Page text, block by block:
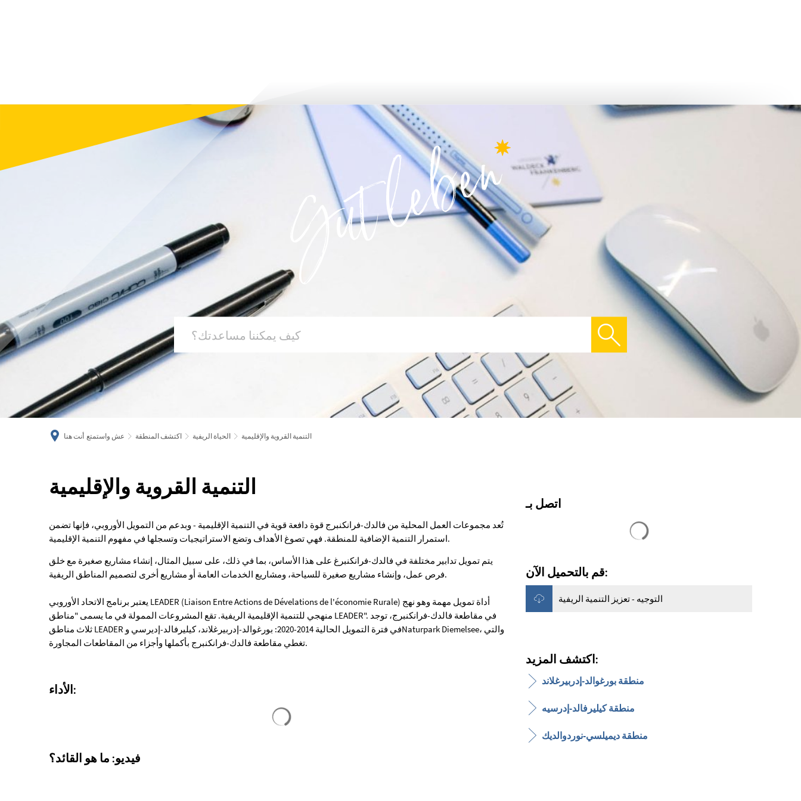
الإبلاغ والتطبيق عش واستمتع
أنت هنا عش واستمتع اكتشف المنطقة الحياة الريفية التنمية القروية والإقليمية
التنمية
والإقليمية
التنمية القروية والإقليمية
تُعد مجموعات العمل المحلية من فالدك-فرانكنبرج قوة دافعة قوية في التنمية الإقليمية - وبدعم من التمويل الأوروبي، فإنها تضمن
استمرار التنمية الإضافية للمنطقة. فهي تصوغ الأهداف وتضع الاستراتيجيات وتسجلها في مفهوم التنمية الإقليمية.
يتم تمويل تدابير مختلفة في فالدك-فرانكنبرغ على هذا الأساس، بما في ذلك، على سبيل المثال، إنشاء مشاريع صغيرة مع خلق
فرص عمل، وإنشاء مشاريع صغيرة للسياحة، ومشاريع الخدمات العامة أو مشاريع أخرى لتصميم المناطق الريفية.
يعتبر برنامج الاتحاد الأوروبي LEADER (Liaison Entre Actions de Dévelations de l'économie Rurale) أداة تمويل مهمة وهو نهج
منهجي للتنمية الإقليمية الريفية. تقع المشروعات الممولة في ما يسمى "مناطق LEADER". في مقاطعة فالدك-فرانكنبرج، توجد
ثلاث مناطق LEADER في فترة التمويل الحالية 2014-2020: بورغوالد-إدربيرغلاند، كيليرفالد-إديرسي وNaturpark Diemelsee، والتي
تغطي مقاطعة فالدك-فرانكنبرج بأكملها وأجزاء من المقاطعات المجاورة.
الأداء:
فيديو: ما هو القائد؟
اتصل بـ
قم بالتحميل الآن:
التوجيه - تعزيز التنمية الريفية
اكتشف المزيد:
منطقة بورغوالد-إدربيرغلاند
منطقة كيليرفالد-إدرسيه
منطقة ديميلسي-نوردوالديك